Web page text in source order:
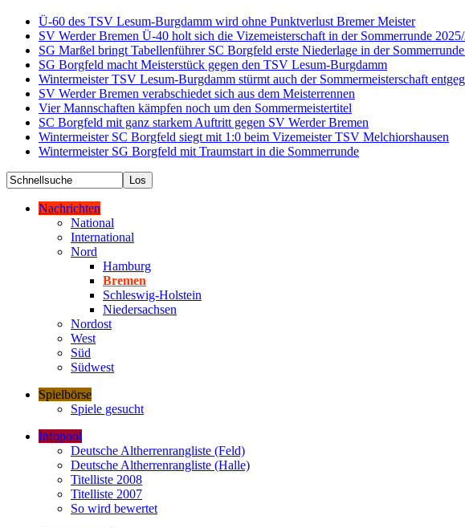
Ü-60 des TSV Lesum-Burgdamm wird ohne Punktverlust Bremer Meister
SV Werder Bremen Ü-40 holt sich die Vizemeisterschaft in der Sommerrunde
SG Marßel bringt Tabellenführer SC Borgfeld erste Niederlage in der
SG Borgfeld macht Meisterstück gegen den TSV Lesum-Burgdamm
Wintermeister TSV Lesum-Burgdamm stürmt auch der Sommermeisterschaft
SV Werder Bremen verabschiedet sich aus dem Meisterrennen
Vier Mannschaften kämpfen noch um den Sommermeistertitel
SC Borgfeld mit ganz starkem Auftritt gegen SV Werder Bremen
Wintermeister SC Borgfeld siegt mit 1:0 beim Vizemeister TSV Melchiorshausen
Wintermeister SG Borgfeld mit Traumstart in die Sommerrunde
Nachrichten
National
International
Nord
Hamburg
Bremen
Schleswig-Holstein
Niedersachsen
Nordost
West
Süd
Südwest
Spielbörse
Spiele gesucht
Infopool
Deutsche Altherrenrangliste (Feld)
Deutsche Altherrenrangliste (Halle)
Titelliste 2008
Titelliste 2007
So wird bewertet